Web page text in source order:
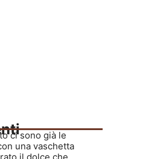
ci sono già le
una vaschetta